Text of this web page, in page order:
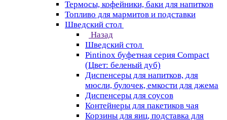
Термосы, кофейники, баки для напитков
Топливо для мармитов и подставки
Шведский стол
Назад
Шведский стол
Pintinox буфетная серия Compact
(Цвет: беленый дуб)
Диспенсеры для напитков, для
мюсли, булочек, емкости для джема
Диспенсеры для соусов
Контейнеры для пакетиков чая
Корзины для яиц, подставка для